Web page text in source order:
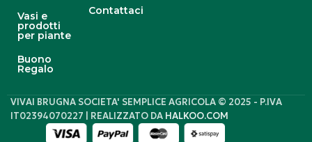
Vasi e
prodotti
per piante
Buono
Regalo
Contattaci
VIVAI BRUGNA SOCIETA' SEMPLICE AGRICOLA © 2025 - P.IVA
IT02394070227 | REALIZZATO DA HALKOO.COM